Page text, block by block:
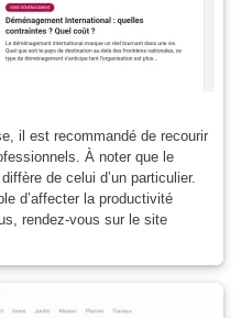
il est recommandé de recourir
À noter que le
de celui d’un particulier.
d’affecter la productivité
rendez-vous sur le site